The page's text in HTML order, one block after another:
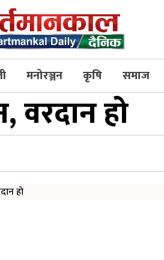
मनोरञ्जन कृषि समाज
वरदान हो